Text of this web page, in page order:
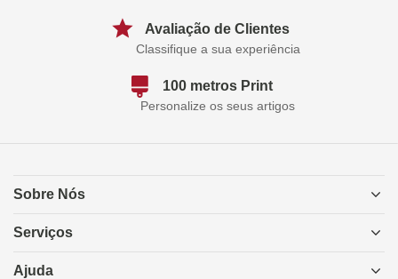
Avaliação de Clientes
Classifique a sua experiência
100 metros Print
Personalize os seus artigos
Sobre Nós
Serviços
Ajuda